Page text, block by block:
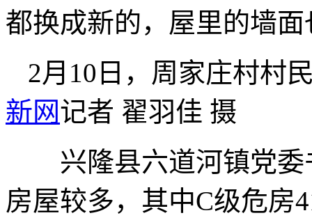
都换成新的，屋里的墙
2月10日，周家庄村
新网记者 翟羽佳 摄
兴隆县六道河镇党委
房屋较多，其中C级危房